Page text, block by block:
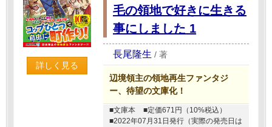
詳しく見る
毛の領地で好きに生きる
事にしました 1
長尾隆生 / 著
辺境領主の領地再生ファンタジ
ー、待望の文庫化！
■文庫本
■定価671円（10%税込）
■2022年07月31日発行（実際の発売日は